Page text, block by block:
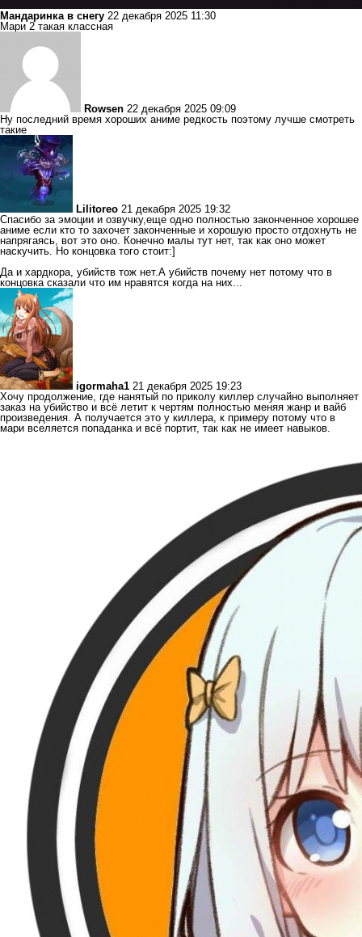
Мандаринка в снегу 22 декабря 2025 11:30
Мари 2 такая классная
Rowsen 22 декабря 2025 09:09
Ну последний время хороших аниме редкость поэтому лучше смотреть
такие
Lilitoreo 21 декабря 2025 19:32
Спасибо за эмоции и озвучку,еще одно полностью законченное хорошее
аниме если кто то захочет законченные и хорошую просто отдохнуть не
напрягаясь, вот это оно. Конечно малы тут нет, так как оно может
наскучить. Но концовка того стоит:]
Да и хардкора, убийств тож нет.А убийств почему нет потому что в
концовка сказали что им нравятся когда на них...
igormaha1 21 декабря 2025 19:23
Хочу продолжение, где нанятый по приколу киллер случайно выполняет
заказ на убийство и всё летит к чертям полностью меняя жанр и вайб
произведения. А получается это у киллера, к примеру потому что в
мари вселяется попаданка и всё портит, так как не имеет навыков.